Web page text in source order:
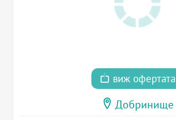
виж офертата
Добринище